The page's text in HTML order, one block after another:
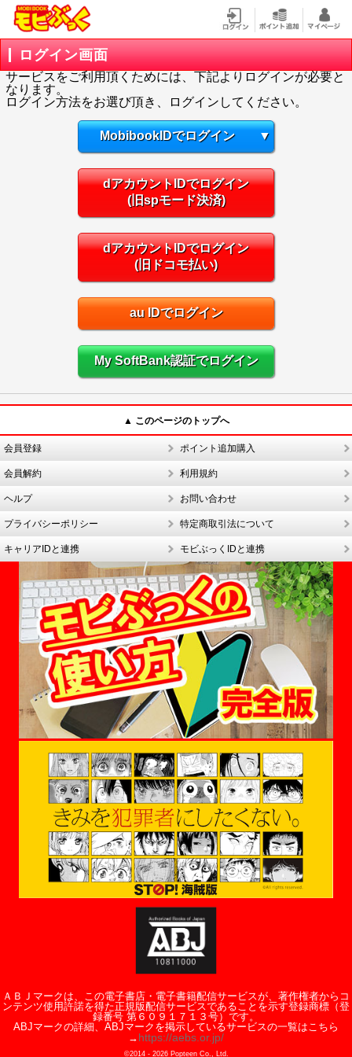
ログイン画面
サービスをご利用頂くためには、下記よりログインが必要と
なります。
ログイン方法をお選び頂き、ログインしてください。
MobibookIDでログイン ▼
dアカウントIDでログイン
(旧spモード決済)
dアカウントIDでログイン
(旧ドコモ払い)
au IDでログイン
My SoftBank認証でログイン
▲ このページのトップへ
会員登録 ポイント追加購入
会員解約 利用規約
ヘルプ お問い合わせ
プライバシーポリシー 特定商取引法について
キャリアIDと連携 モビぶっくIDと連携
ＡＢＪマークは、この電子書店・電子書籍配信サービスが、著作権者からコ
ンテンツ使用許諾を得た正規版配信サービスであることを示す登録商標（登
録番号 第６０９１７１３号）です。
ABJマークの詳細、ABJマークを掲示しているサービスの一覧はこちら
→ https://aebs.or.jp/
©2014 - 2026Popteen Co., Ltd.